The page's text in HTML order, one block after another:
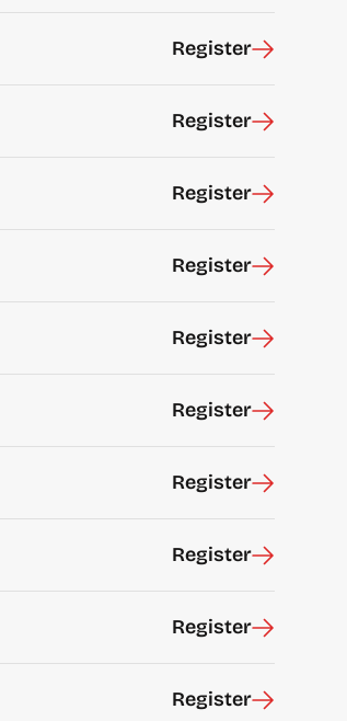
Register
Register
Register
Register
Register
Register
Register
Register
Register
Register